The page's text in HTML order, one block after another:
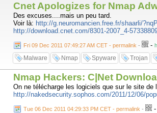
Cnet Apologizes for Nmap
Des excuses....mais un peu tard.
Voir là: http://g.neuromancien.free.fr/shaarli/
http://download.cnet.com/8301-2007_4-
Fri 09 Dec 2011 07:49:27 AM CET - permalink - -
Malware Nmap Spyware Trojan
Nmap Hackers: C|Net
On ne télécharge les logiciels que sur le site
http://nakedsecurity.sophos.com/2011/12/06/
Tue 06 Dec 2011 04:29:33 PM CET - permalink - -